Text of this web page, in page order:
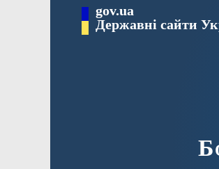
Перейти gov.ua
Державні сайти